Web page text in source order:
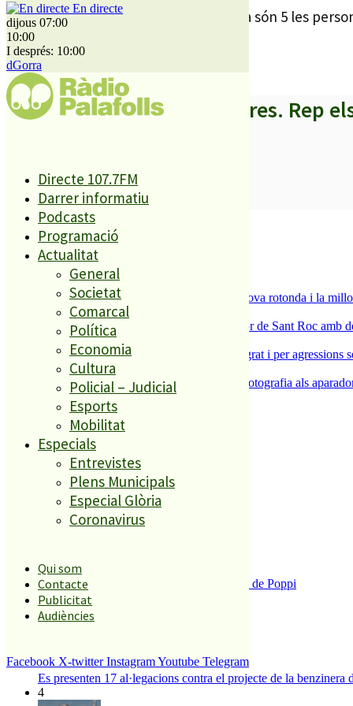
En directe
dijous 07:00
10:00
I després: 10:00
dGorra
Directe 107.7FM
Darrer informatiu
Podcasts
Programació
Actualitat
General
Societat
Comarcal
Política
Economia
Cultura
Policial – Judicial
Esports
Mobilitat
Especials
Entrevistes
Plens Municipals
Especial Glòria
Coronavirus
Qui som
Contacte
Publicitat
Audiències
Facebook X-twitter InstagramYoutube Telegram
Amb els morts d’ahir a l’Alt Maresme ja són 5 les
A partir d’ara no et perdis res. Rep
SUBSCRIURE’M
És tendència ara
1
ESPORTS CAP DE SETMANA
S’aprova definitivament el projecte de la nova rotonda i la
Malgrat de Mar enceta demà la Festa Major de Sant Roc amb
Dos detinguts per robatoris violents a Malgrat i per agressions
L’ACEP i l’AFIC s’uneixen per portar la fotografia als
El més llegit
ESPORTS CAP DE SETMANA
Enxampat l’autor de les pintades a la plaça de Poppi
3
Es presenten 17 al·legacions contra el projecte de la benzinera
4